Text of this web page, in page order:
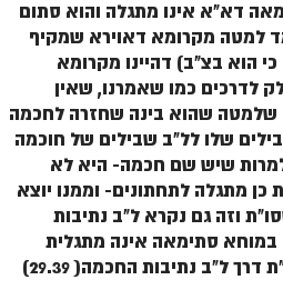
דא"א אינו מתגלה והוא סתום
למטה מקרומא דאוירא שמקיף
כי הוא בצ"ב) דהיינו מקרומא
לדרכים כמו שאמרנו, שאין
שלמטה שהוא בינה שחזרה לחכמה
שלו לל"ב שבילים של חוכמה
שיש שם חכמה- היא לא
כן מתגלה לתחתונים- וממנו יוצא
וזה גם נקרא ל"ב נתיבות
סתימאה אינה מתגלית
ל"ב נתיבות החכמה( 29.39)